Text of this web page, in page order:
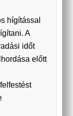
hígítással
A
időt
előtt